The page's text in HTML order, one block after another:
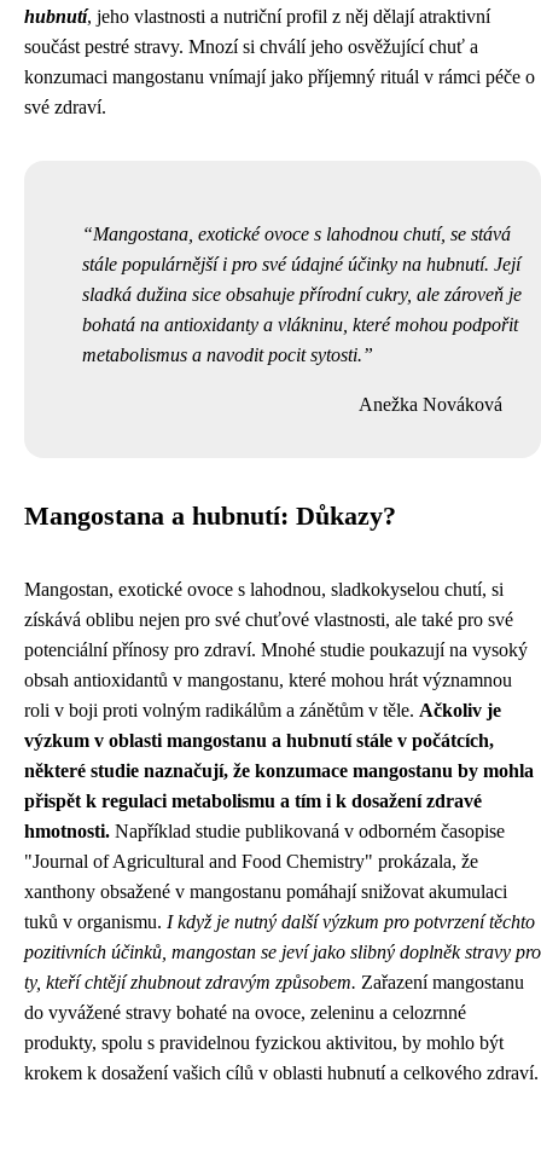
hubnutí, jeho vlastnosti a nutriční profil z něj dělají atraktivní
součást pestré stravy. Mnozí si chválí jeho osvěžující chuť a
konzumaci mangostanu vnímají jako příjemný rituál v rámci péče o
své zdraví.
Mangostana, exotické ovoce s lahodnou chutí, se stává
stále populárnější i pro své údajné účinky na hubnutí. Její
sladká dužina sice obsahuje přírodní cukry, ale zároveň je
bohatá na antioxidanty a vlákninu, které mohou podpořit
metabolismus a navodit pocit sytosti.
Anežka Nováková
Mangostana a hubnutí: Důkazy?
Mangostan, exotické ovoce s lahodnou, sladkokyselou chutí, si
získává oblibu nejen pro své chuťové vlastnosti, ale také pro své
potenciální přínosy pro zdraví. Mnohé studie poukazují na vysoký
obsah antioxidantů v mangostanu, které mohou hrát významnou
roli v boji proti volným radikálům a zánětům v těle. Ačkoliv je
výzkum v oblasti mangostanu a hubnutí stále v počátcích,
některé studie naznačují, že konzumace mangostanu by mohla
přispět k regulaci metabolismu a tím i k dosažení zdravé
hmotnosti. Například studie publikovaná v odborném časopise
"Journal of Agricultural and Food Chemistry" prokázala, že
xanthony obsažené v mangostanu pomáhají snižovat akumulaci
tuků v organismu. I když je nutný další výzkum pro potvrzení těchto
pozitivních účinků, mangostan se jeví jako slibný doplněk stravy pro
ty, kteří chtějí zhubnout zdravým způsobem. Zařazení mangostanu
do vyvážené stravy bohaté na ovoce, zeleninu a celozrnné
produkty, spolu s pravidelnou fyzickou aktivitou, by mohlo být
krokem k dosažení vašich cílů v oblasti hubnutí a celkového zdraví.